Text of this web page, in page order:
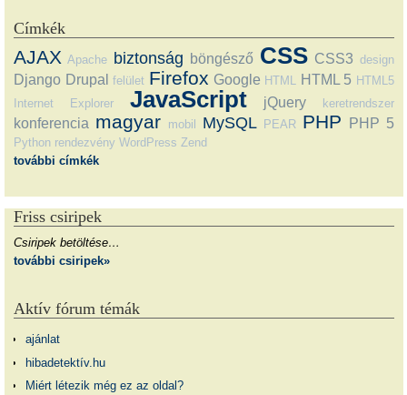
Címkék
AJAX Apache biztonság böngésző CSS CSS3 design
Django Drupal felület Firefox Google HTML HTML 5 HTML5
Internet Explorer
JavaScript jQuery keretrendszer
konferencia magyar mobil MySQL PEAR PHP PHP 5
Python rendezvény WordPress Zend
további címkék
Friss csiripek
Csiripek betöltése…
további csiripek»
Aktív fórum témák
ajánlat
hibadetektív.hu
Miért létezik még ez az oldal?